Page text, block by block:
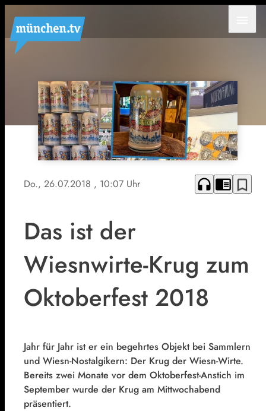
Do., 26.07.2018 , 10:07 Uhr headphones chrome_reader_mode bookmark_border
Das ist der
Wiesnwirte-Krug zum
Oktoberfest 2018
Jahr für Jahr ist er ein begehrtes Objekt bei Sammlern
und Wiesn-Nostalgikern: Der Krug der Wiesn-Wirte.
Bereits zwei Monate vor dem Oktoberfest-Anstich im
September wurde der Krug am Mittwochabend
präsentiert.